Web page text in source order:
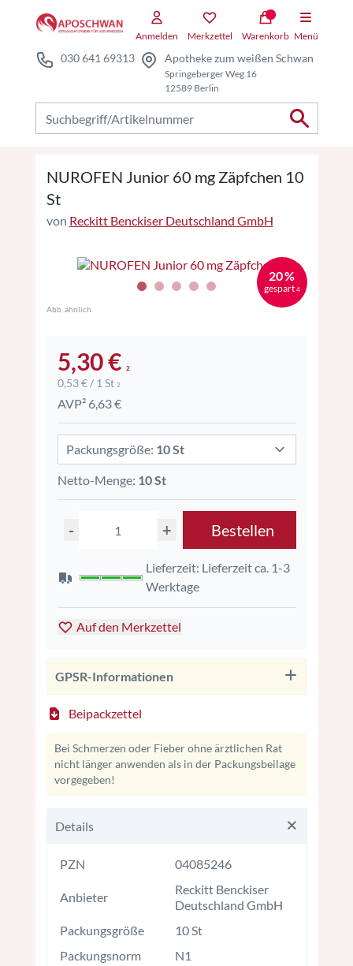
Anmelden Merkzettel Warenkorb Menü
030 641 69313 Apotheke zum weißen Schwan
Springeberger Weg 16
12589 Berlin
NUROFEN Junior 60 mg Zäpfchen 10
St
von Reckitt Benckiser Deutschland GmbH
20 %
gespart 4
Abb. ähnlich
5,30 € 2
0,53 € / 1 St 2
AVP² 6,63 €
Packungsgröße: 10 St
Netto-Menge: 10 St
- + Bestellen
Lieferzeit: Lieferzeit ca. 1-3
Werktage
Auf den Merkzettel
GPSR-Informationen
Beipackzettel
Bei Schmerzen oder Fieber ohne ärztlichen Rat
nicht länger anwenden als in der Packungsbeilage
vorgegeben!
Details
PZN 04085246
Anbieter
Reckitt Benckiser
Deutschland GmbH
Packungsgröße
10 St
Packungsnorm
N1